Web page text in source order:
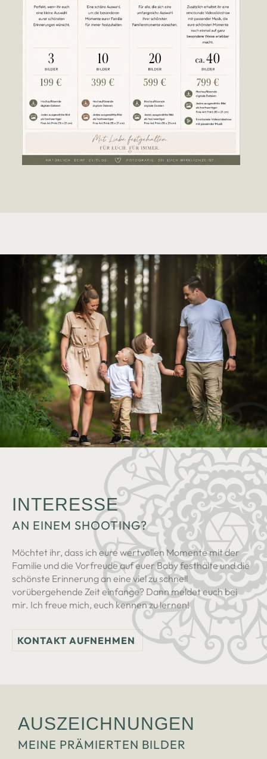
IN­TER­ESSE
AN EINEM SHOOTING?
Möchtet ihr, dass ich eure wertvollen Momente mit der
Familie und die Vorfreude auf euer Babyfesthalte und die
schönste Erinnerung an eine viel zu schnell
vorübergehende Zeit einfange? Dann meldet euch bei
mir. Ich freue mich, euch kennen zu lernen!
KONTAKT AUFNEHMEN
AUSZEICHNUNGEN
MEINE PRÄMIERTEN BILDER